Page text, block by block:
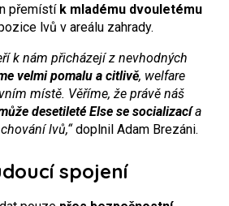
přemístík mladému dvouletému
lvů v areálu zahrady.
k nám přicházejí z nevhodných
velmi pomalu a citlivě, welfare
místě. Věříme, že právě náš
desetileté Else se socializacía
lvů,“doplnil Adam Brezáni.
spojení